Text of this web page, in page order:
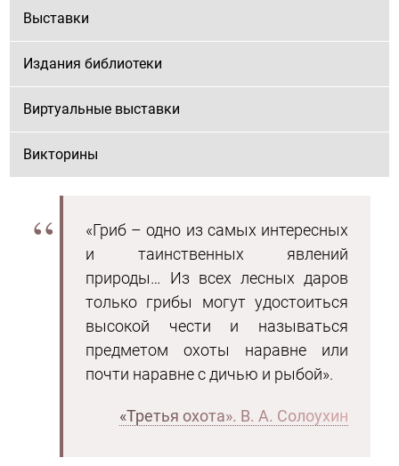
Выставки
Издания библиотеки
Виртуальные выставки
Викторины
«Гриб – одно из самых интересных
и таинственных явлений
природы… Из всех лесных даров
только грибы могут удостоиться
высокой чести и называться
предметом охоты наравне или
почти наравне с дичью и рыбой».
«Третья охота». В. А. Солоухин